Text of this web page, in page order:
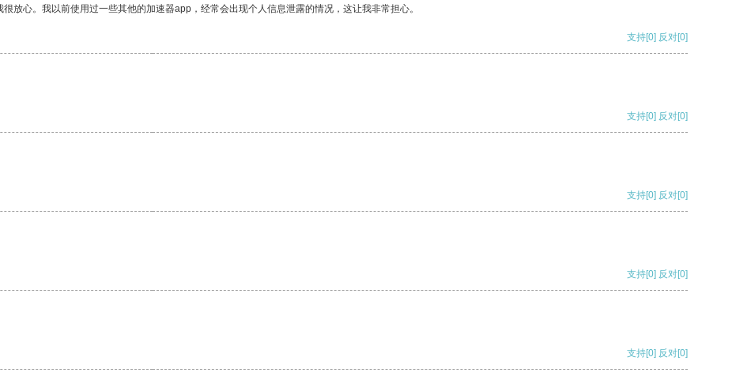
放心。我以前使用过一些其他的加速器app，经常会出现个人信息泄露的情况，这让我非常担心。
支持[0] 反对[0]
支持[0] 反对[0]
支持[0] 反对[0]
支持[0] 反对[0]
支持[0] 反对[0]